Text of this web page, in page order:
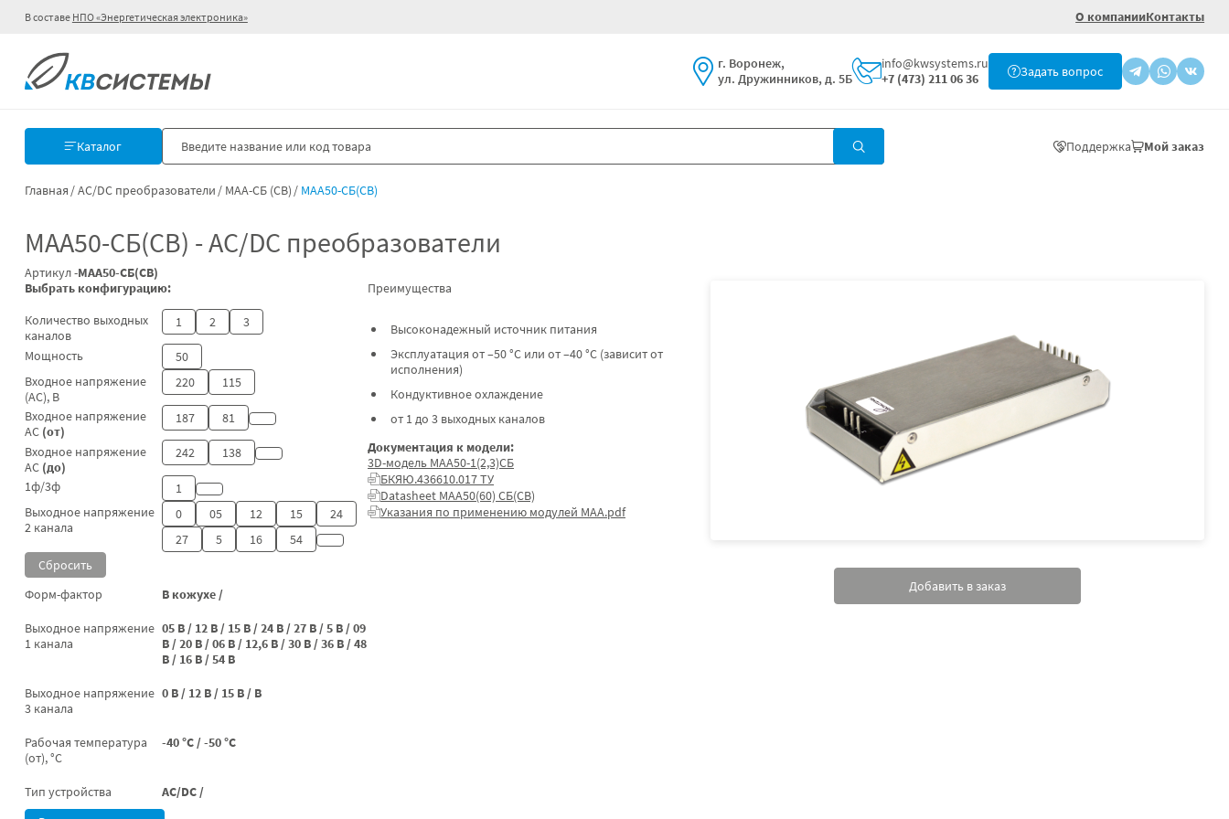
В составе НПО «Энергетическая электроника» О компанииКонтакты
г. Воронеж,
ул. Дружинников, д. 5Б
info@kwsystems.ru
+7 (473) 211 06 36
Задать вопрос
Каталог Поддержка Мой заказ
Главная AC/DC преобразователи МАА-СБ (СВ) МАА50-СБ(СВ)
МАА50-СБ(СВ) - AC/DC преобразователи
Артикул -МАА50-СБ(СВ)
Выбрать конфигурацию:
Количество выходных
каналов
1 2 3
Мощность
50
Входное напряжение
(AC), В
220 115
Входное напряжение
AC (от)
187 81
Входное напряжение
AC (до)
242 138
1ф/3ф
1
Выходное напряжение
2 канала
0 05 12 15
24
27
5 16
54
Сбросить
Форм-фактор
В кожухе/
Выходное напряжение
1 канала
05 В/ 12 В/ 15 В/24 В/27 В/5 В/09
В/20 В/06 В/ 12,6 В/30 В/36 В/48
В/ 16 В/54 В
Выходное напряжение
3 канала
0 В/ 12 В/ 15 В/ В
Рабочая температура
(от), °C
-40 °C/-50 °C
Тип устройства AC/DC/
Преимущества
Высоконадежный источник питания
Эксплуатация от –50 °C или от –40 °C (зависит от
исполнения)
Кондуктивное охлаждение
от 1 до 3 выходных каналов
Документация к модели:
3D-модель МАА50-1(2,3)СБ
БКЯЮ.436610.017 ТУ
Datasheet МАА50(60) СБ(СВ)
Указания по применению модулей МАА.pdf
Добавить в заказ